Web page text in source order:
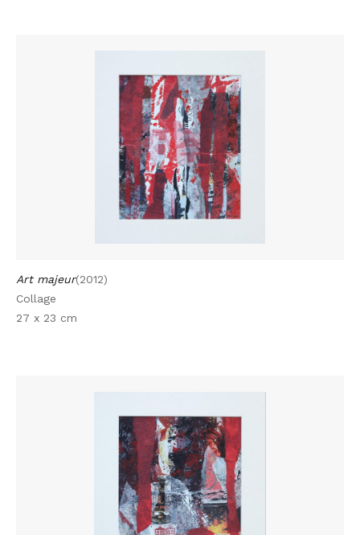
Art majeur(2012)
Collage
27 x 23 cm